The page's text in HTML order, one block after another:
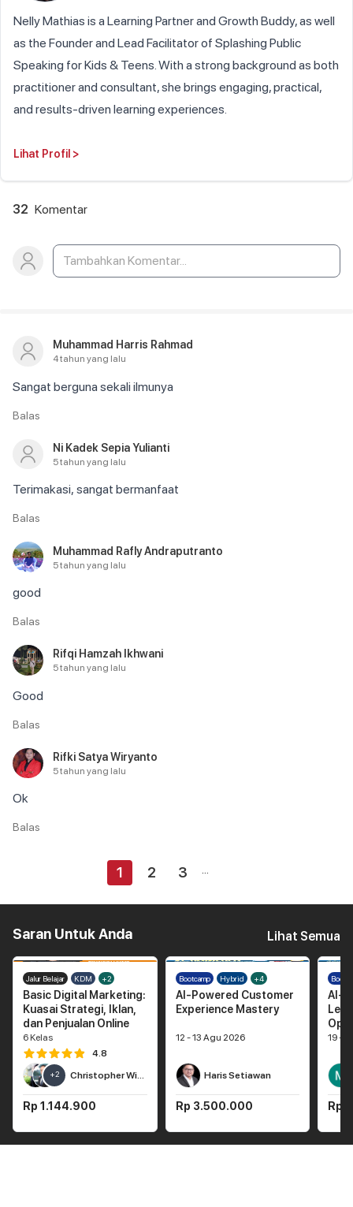
Nelly Mathias is a Learning Partner and Growth Buddy, as well
as the Founder and Lead Facilitator of Splashing Public
Speaking for Kids & Teens. With a strong background as both
practitioner and consultant, she brings engaging, practical,
and results-driven learning experiences.
Lihat Profil >
32 Komentar
Muhammad Harris Rahmad
4 tahun yang lalu
Sangat berguna sekali ilmunya
Balas
Ni Kadek Sepia Yulianti
5 tahun yang lalu
Terimakasi, sangat bermanfaat
Balas
Muhammad Rafly Andraputranto
5 tahun yang lalu
good
Balas
Rifqi Hamzah Ikhwani
5 tahun yang lalu
Good
Balas
Rifki Satya Wiryanto
5 tahun yang lalu
Ok
Balas
1 2 3 ...
Saran Untuk Anda Lihat Semua
Jalur Belajar KDM +2
Basic Digital Marketing:
Kuasai Strategi, Iklan,
dan Penjualan Online
6 Kelas
4.8
+2 Christopher Winsky
Rp 1.144.900
Bootcamp Hybrid +4
AI-Powered Customer
Experience Mastery
12 - 13 Agu 2026
Haris Setiawan
Rp 3.500.000
AI-
19 -
Rp